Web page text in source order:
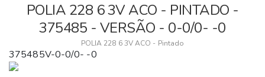
POLIA 228 6 3V ACO - PINTADO -
375485 - VERSÃO - 0-0/0- -0
POLIA 228 6 3V ACO - Pintado
375485V-0-0/0- -0